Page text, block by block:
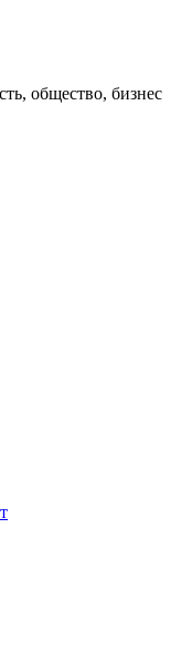
общество, бизнес